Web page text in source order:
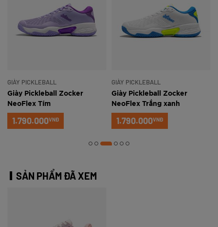
GIÀY PICKLEBALL
Giày Pickleball Zocker
NeoFlex Tím
1.790.000VNĐ
GIÀY PICKLEBALL
Giày Pickleball Zocker
NeoFlex Trắng xanh
1.790.000VNĐ
SẢN PHẨM ĐÃ XEM